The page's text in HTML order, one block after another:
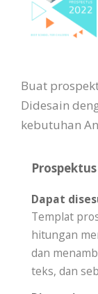
Buat
Didesain
kebutuhan
Dapat
Templat
hitungan
dan
teks, dan